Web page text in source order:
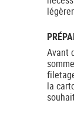
Avant
la